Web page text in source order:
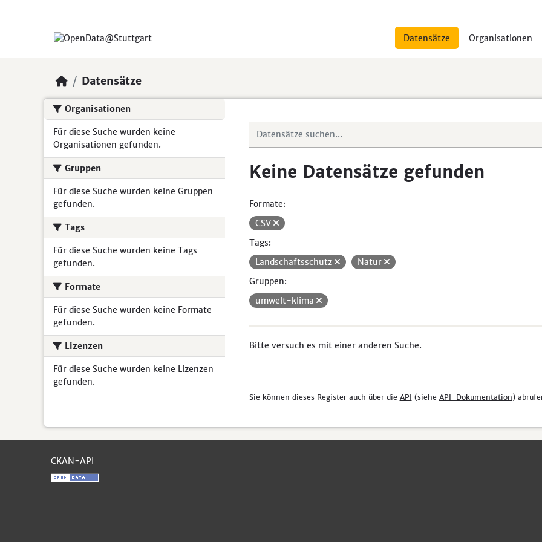
Datensätze Organisationen
Datensätze
Organisationen
Für diese Suche wurden keine
Organisationen gefunden.
Gruppen
Für diese Suche wurden keine Gruppen
gefunden.
Tags
Für diese Suche wurden keine Tags
gefunden.
Formate
Für diese Suche wurden keine Formate
gefunden.
Lizenzen
Für diese Suche wurden keine Lizenzen
gefunden.
Keine Datensätze gefunden
Formate:
CSV
Tags:
Landschaftsschutz
Natur
Gruppen:
umwelt-klima
Bitte versuch es mit einer anderen Suche.
Sie können dieses Register auch über die API (siehe API-Dokumentation)
CKAN-API